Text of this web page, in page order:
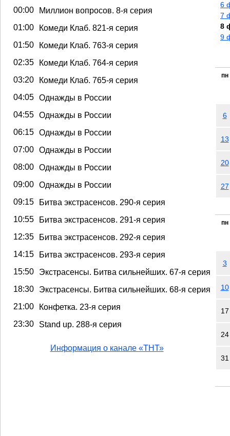
00:00 Миллион вопросов. 8-я серия
01:00 Комеди Клаб. 821-я серия
01:50 Комеди Клаб. 763-я серия
02:35 Комеди Клаб. 764-я серия
03:20 Комеди Клаб. 765-я серия
04:05 Однажды в России
04:55 Однажды в России
06:15 Однажды в России
07:00 Однажды в России
08:00 Однажды в России
09:00 Однажды в России
09:15 Битва экстрасенсов. 290-я серия
10:55 Битва экстрасенсов. 291-я серия
12:35 Битва экстрасенсов. 292-я серия
14:15 Битва экстрасенсов. 293-я серия
15:50 Экстрасенсы. Битва сильнейших. 67-я серия
18:30 Экстрасенсы. Битва сильнейших. 68-я серия
21:00 Конфетка. 23-я серия
23:30 Stand up. 288-я серия
Информация о канале «ТНТ»
6
7
8
9
пн
6
13
20
27
пн
3
10
17
24
31